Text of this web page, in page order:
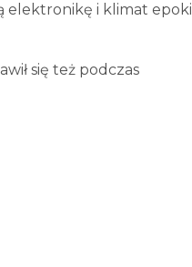
elektronikę i klimat epoki
się też podczas